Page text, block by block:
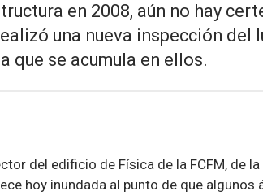
en 2008, aún no hay
una nueva inspección
que se acumula en ellos.
del edificio de Física de la FCFM, de
hoy inundada al punto de que algunos